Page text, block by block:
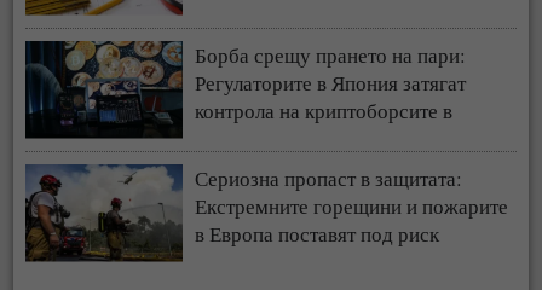
Борба срещу прането на пари:
Регулаторите в Япония затягат
контрола на криптоборсите в
Сериозна пропаст в защитата:
Екстремните горещини и пожарите
в Европа поставят под риск